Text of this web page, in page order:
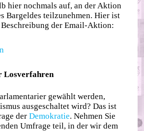
hier nochmals auf, an der Aktion
Bargeldes teilzunehmen. Hier ist
der Email-Aktion:
Losverfahren
gewählt werden,
ausgeschaltet wird? Das ist
derDemokratie. Nehmen Sie
Umfrage teil, in der wir dem